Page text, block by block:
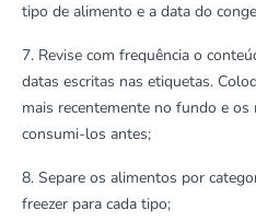
tipo de alimento e a data do
7. Revise com frequência o
datas escritas nas etiquetas.
mais recentemente no fundo e os
consumi-los antes;
8. Separe os alimentos por
freezer para cada tipo;